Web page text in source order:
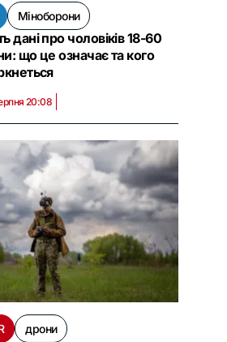
Міноборони
дані про чоловіків 18-60
що це означає та кого
20:08
дрони